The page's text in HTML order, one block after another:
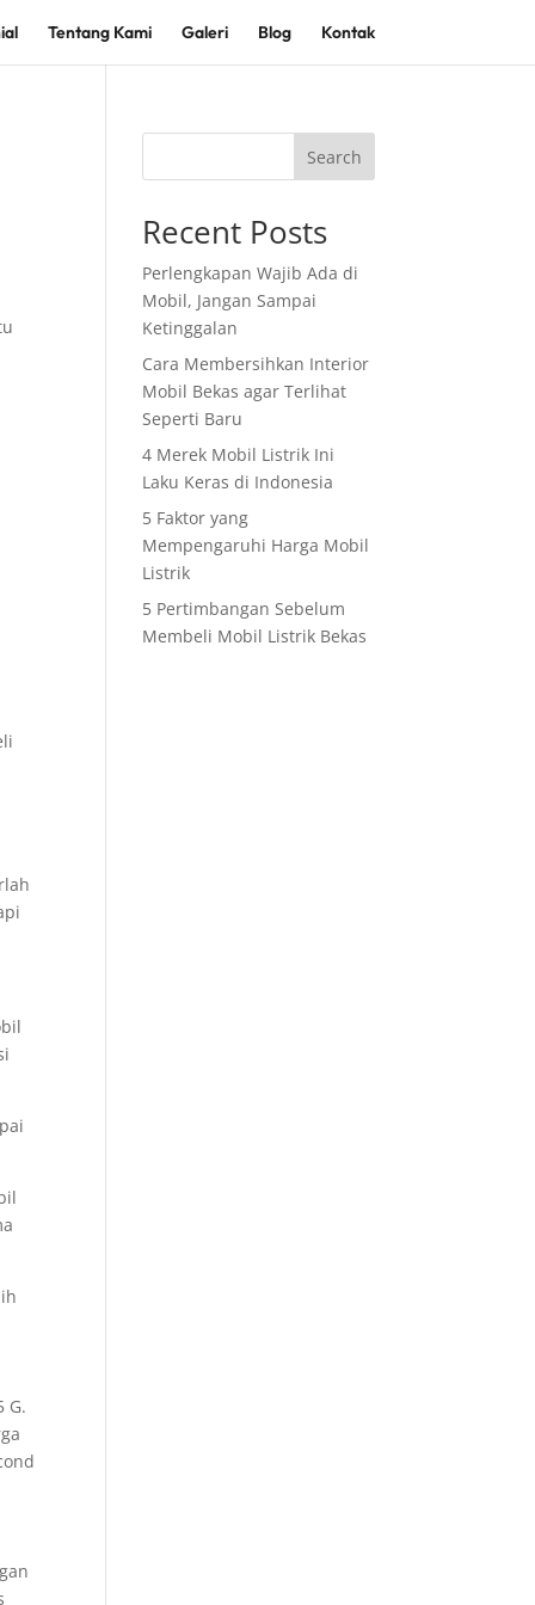
Tentang Kami Galeri Blog Kontak
G.
Search
Recent Posts
Perlengkapan Wajib Ada di
Mobil, Jangan Sampai
Ketinggalan
Cara Membersihkan Interior
Mobil Bekas agar Terlihat
Seperti Baru
4 Merek Mobil Listrik Ini
Laku Keras di Indonesia
5 Faktor yang
Mempengaruhi Harga Mobil
Listrik
5 Pertimbangan Sebelum
Membeli Mobil Listrik Bekas